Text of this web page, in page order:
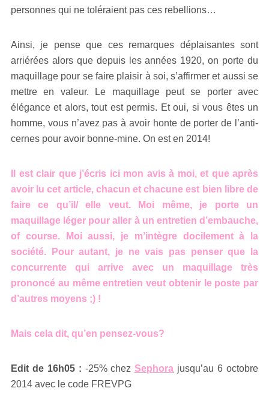
personnes qui ne toléraient pas ces rebellions…
Ainsi, je pense que ces remarques déplaisantes sont
arriérées alors que depuis les années 1920, on porte du
maquillage pour se faire plaisir à soi, s’affirmer et aussi se
mettre en valeur. Le maquillage peut se porter avec
élégance et alors, tout est permis. Et oui, si vous êtes un
homme, vous n’avez pas à avoir honte de porter de l’anti-
cernes pour avoir bonne-mine. On est en 2014!
Il est clair que j’écris ici mon avis à moi, et que après
avoir lu cet article, chacun et chacune est bien libre de
faire ce qu’il/ elle veut. Moi même, je porte un
maquillage léger pour aller à un entretien d’embauche,
of course. Moi aussi, je m’intègre docilement à la
société. Pour autant, je ne vais pas penser que la
concurrente qui arrive avec un maquillage très
prononcé au mêmeentretien veut obtenir le poste par
d’autres moyens ;) !
Mais cela dit, qu’en pensez-vous?
Edit de 16h05 : -25% chezSephora jusqu’au 6 octobre
2014 avec le code FREVPG